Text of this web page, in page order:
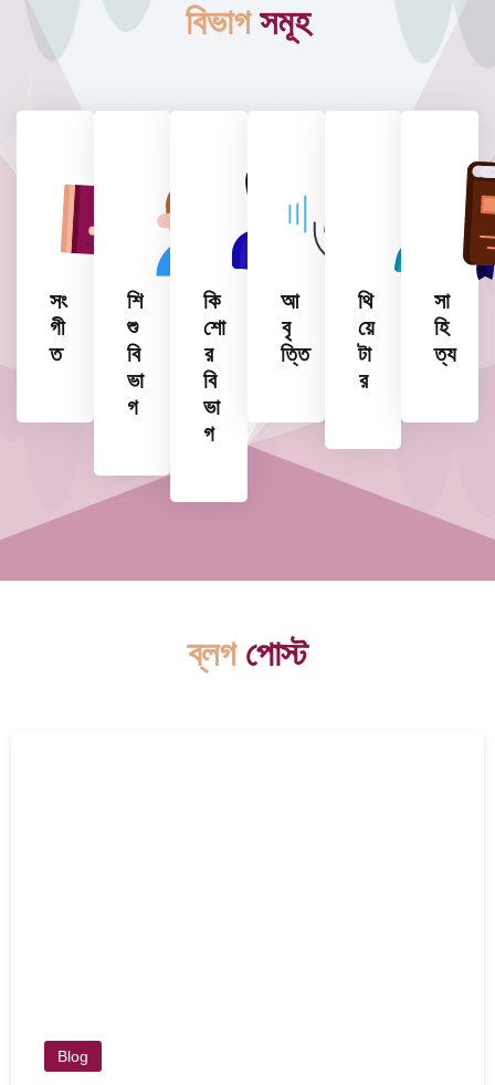
বিভাগ সমূহ
সং
গী
ত
শি
শু
বি
ভা
গ
কি
শো
র
বি
ভা
গ
আ
বৃ
ত্তি
থি
য়ে
টা
র
সা
হি
ত্য
ব্লগ পোস্ট
Blog